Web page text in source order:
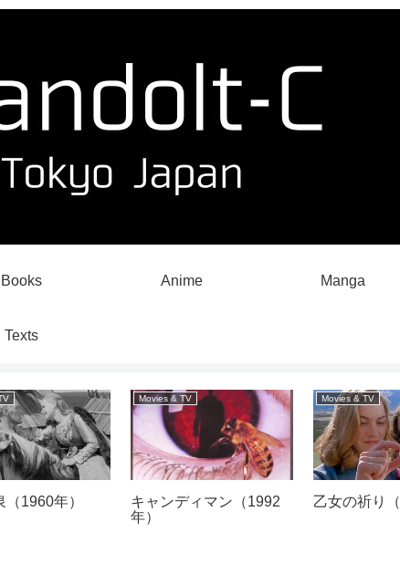
Books Anime Manga
Texts
Manga
ふくしま政美/宮崎惇
『聖マッスル』（1976
Movies & TV